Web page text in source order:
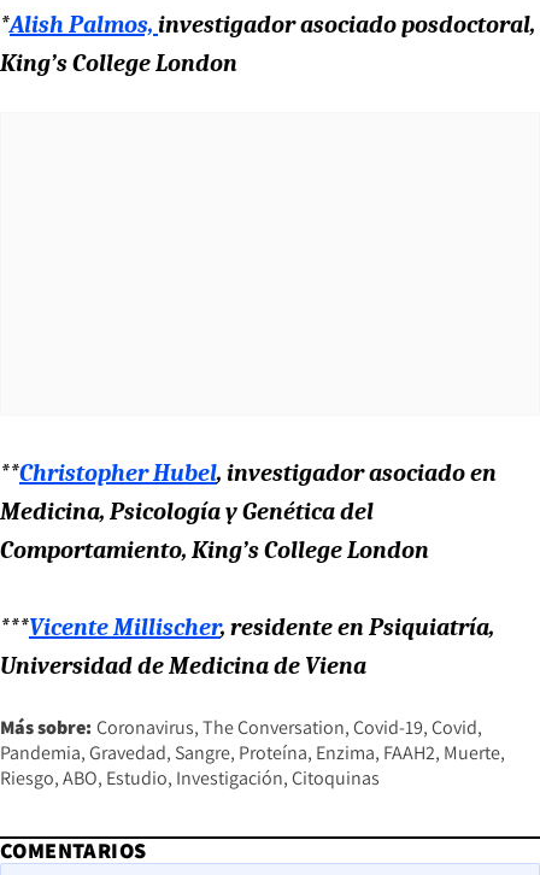
*Alish Palmos, investigador asociado posdoctoral,
King’s College London
**Christopher Hubel, investigador asociado en
Medicina, Psicología y Genética del
Comportamiento, King’s College London
***Vicente Millischer, residente en Psiquiatría,
Universidad de Medicina de Viena
Más sobre: Coronavirus The Conversation Covid-19 Covid
Pandemia Gravedad Sangre Proteína Enzima FAAH2 Muerte
Riesgo ABO Estudio Investigación Citoquinas
COMENTARIOS